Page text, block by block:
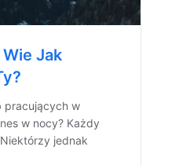
Jak
pracujących w
w nocy? Każdy
jednak